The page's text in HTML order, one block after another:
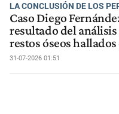
LA CONCLUSIÓN DE LOS
Caso Diego
resultado del
restos óseos
31-07-2026 01:51